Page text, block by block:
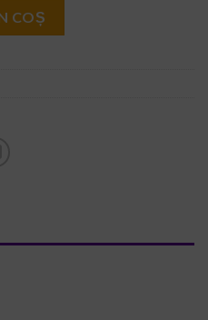
pt autovehicule A4
COȘ